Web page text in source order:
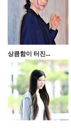
상큼함이 터진...